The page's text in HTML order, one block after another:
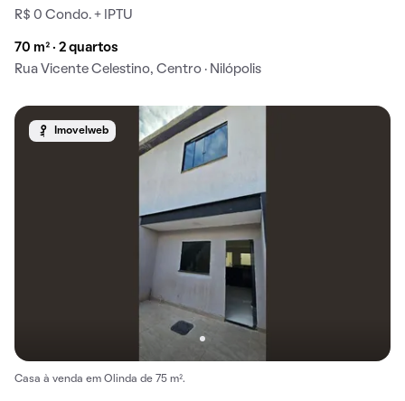
R$ 0 Condo. + IPTU
70 m² · 2 quartos
Rua Vicente Celestino, Centro · Nilópolis
Imovelweb
Casa à venda em Olinda de 75 m².